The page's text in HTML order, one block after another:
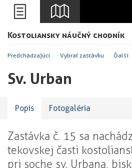
+
-
Kostoliansky náučný chodník
Predchádzajúci Vybrať zastávku Ďalší
Sv. Urban
Popis Fotogaléria
Zastávka č. 15 sa
tekovskej časti
pri soche sv. Urbana,